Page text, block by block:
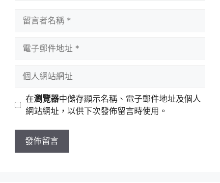
址
站
址
在瀏覽器中儲存顯示名稱、電子郵件地址及個人
網站網址，以供下次發佈留言時使用。